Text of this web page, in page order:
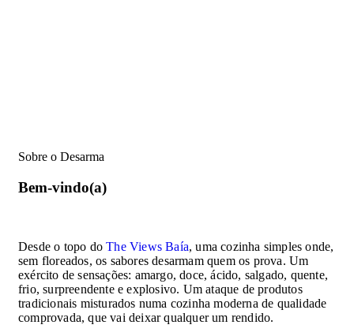
Sobre o Desarma
Bem-vindo(a)
Desde o topo doThe Views Baía, uma cozinha simples onde,
sem floreados, os sabores desarmam quem os prova. Um
exército de sensações: amargo, doce, ácido, salgado, quente,
frio, surpreendente e explosivo. Um ataque de produtos
tradicionais misturados numa cozinha moderna de qualidade
comprovada, que vai deixar qualquer um rendido.